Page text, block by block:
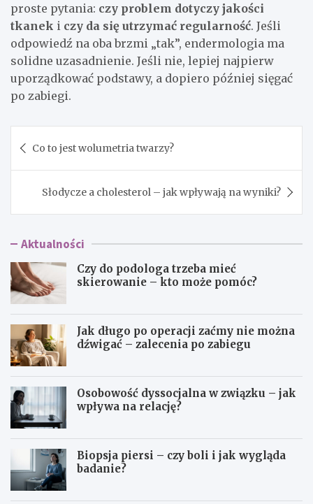
proste pytania: czy problem dotyczy jakości
tkanek i czy da się utrzymać regularność. Jeśli
odpowiedź na oba brzmi „tak”, endermologia ma
solidne uzasadnienie. Jeśli nie, lepiej najpierw
uporządkować podstawy, a dopiero później sięgać
po zabiegi.
wpisu
Co to jest wolumetria twarzy?
Słodycze a cholesterol – jak wpływają na wyniki?
Aktualności
Czy do podologa trzeba mieć
skierowanie – kto może pomóc?
Jak długo po operacji zaćmy nie można
dźwigać – zalecenia po zabiegu
Osobowość dyssocjalna w związku – jak
wpływa na relację?
Biopsja piersi – czy boli i jak wygląda
badanie?